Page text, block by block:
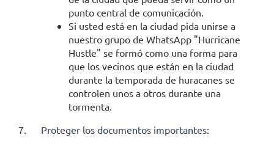
punto central de comunicación.
Si usted está en la ciudad pida unirse a
nuestro grupo de WhatsApp "Hurricane
Hustle" se formó como una forma para
que los vecinos que están en la ciudad
durante la temporada de huracanes se
controlen unos a otros durante una
tormenta.
7.
Proteger los documentos importantes: